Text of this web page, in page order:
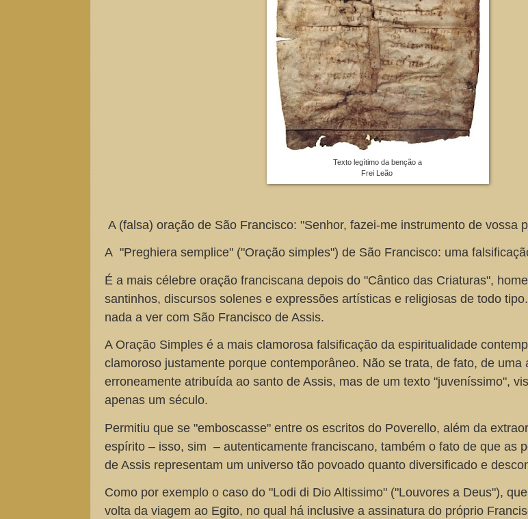
Texto legítimo da benção a
Frei Leão
A (falsa) oração de São Francisco: "Senhor, fazei-me instrumento de vossa
A "Preghiera semplice" ("Oração simples") de São Francisco: uma
É a mais célebre oração franciscana depois do "Cântico das Criaturas",
santinhos, discursos solenes e expressões artísticas e religiosas de todo
nada a ver com São Francisco de Assis.
A Oração Simples é a mais clamorosa falsificação da espiritualidade
clamoroso justamente porque contemporâneo. Não se trata, de fato, de uma
erroneamente atribuída ao santo de Assis, mas de um texto "juveníssimo",
apenas um século.
Permitiu que se "emboscasse" entre os escritos do Poverello, além da
espírito – isso, sim – autenticamente franciscano, também o fato de que as
de Assis representam um universo tão povoado quanto diversificado e
Como por exemplo o caso do "Lodi di Dio Altissimo" ("Louvores a Deus"),
volta da viagem ao Egito, no qual há inclusive a assinatura do próprio